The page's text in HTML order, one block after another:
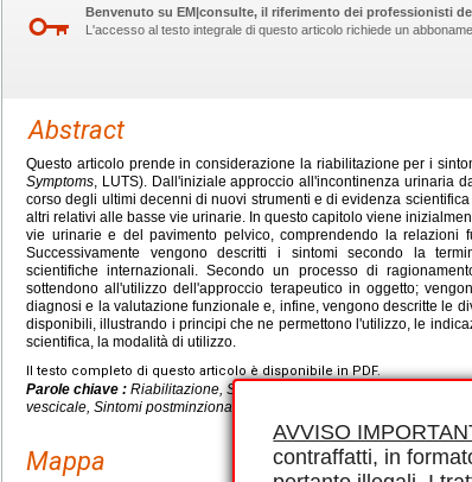
AVVISO
contraffatti, in
Benvenuto su EM|consulte, il riferimento dei professionisti
L'accesso al testo integrale di questo articolo richiede un
Abstract
Questo articolo prende in considerazione la riabilitazione per i
Symptoms , LUTS). Dall'iniziale approccio all'incontinenza urinaria
corso degli ultimi decenni di nuovi strumenti e di evidenza
altri relativi alle basse vie urinarie. In questo capitolo viene
vie urinarie e del pavimento pelvico, comprendendo la relazioni
Successivamente vengono descritti i sintomi secondo la
scientifiche internazionali. Secondo un processo di
sottendono all'utilizzo dell'approccio terapeutico in oggetto;
diagnosi e la valutazione funzionale e, infine, vengono descritte le
disponibili, illustrando i principi che ne permettono l'utilizzo, le
scientifica, la modalità di utilizzo.
Il testo completo di questo articolo è disponibile in PDF.
Parole chiave : Riabilitazione, Sintomi della fase di riempimento
vescicale, Sintomi postminzionali, Pavimento pelvico
Mappa